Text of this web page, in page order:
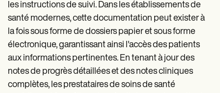
les instructions de suivi. Dans les établissements de
santé modernes, cette documentation peut exister à
la fois sous forme de dossiers papier et sous forme
électronique, garantissant ainsi l'accès des patients
aux informations pertinentes. En tenant à jour des
notes de progrès détaillées et des notes cliniques
complètes, les prestataires de soins de santé